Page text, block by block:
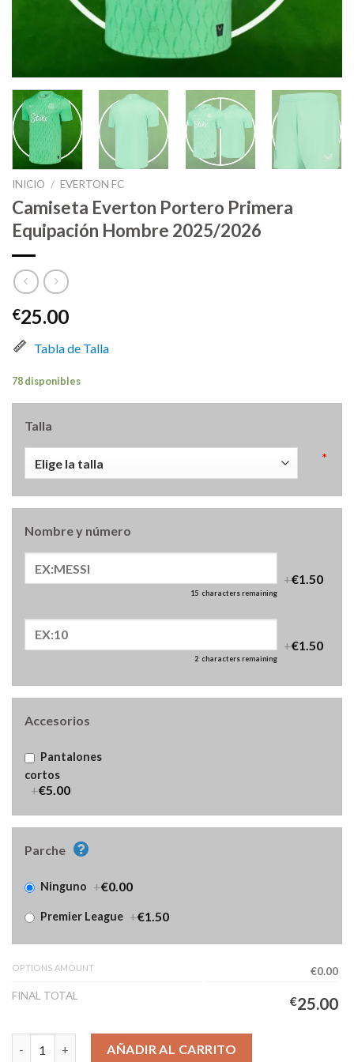
INICIO / EVERTON FC
Camiseta Everton Portero Primera
Equipación Hombre 2025/2026
€25.00
Tabla de Talla
78 disponibles
Talla
*
Nombre y número
15 characters remaining
+€1.50
2 characters remaining
+€1.50
Accesorios
Pantalones
cortos
+€5.00
Parche
Ninguno +€0.00
Premier League +€1.50
OPTIONS AMOUNT
€0.00
FINAL TOTAL
€25.00
Camiseta Everton Portero Primera Equipación Hombre 2025/
AÑADIR AL CARRITO